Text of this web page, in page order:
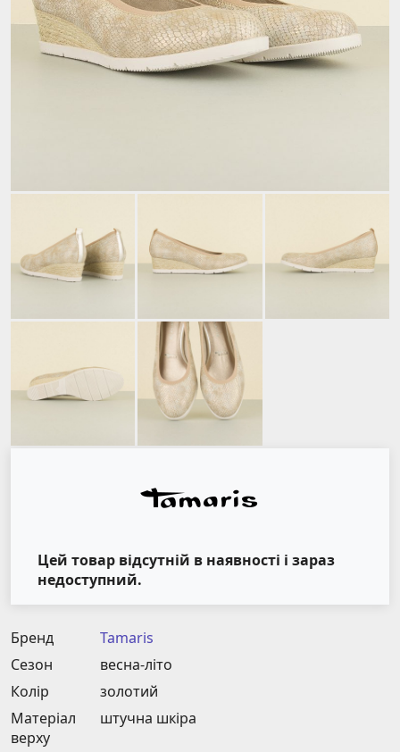
Цей товар відсутній в наявності і зараз
недоступний.
Бренд
Tamaris
Сезон
весна-літо
Колір
золотий
Матеріал
верху
штучна шкіра